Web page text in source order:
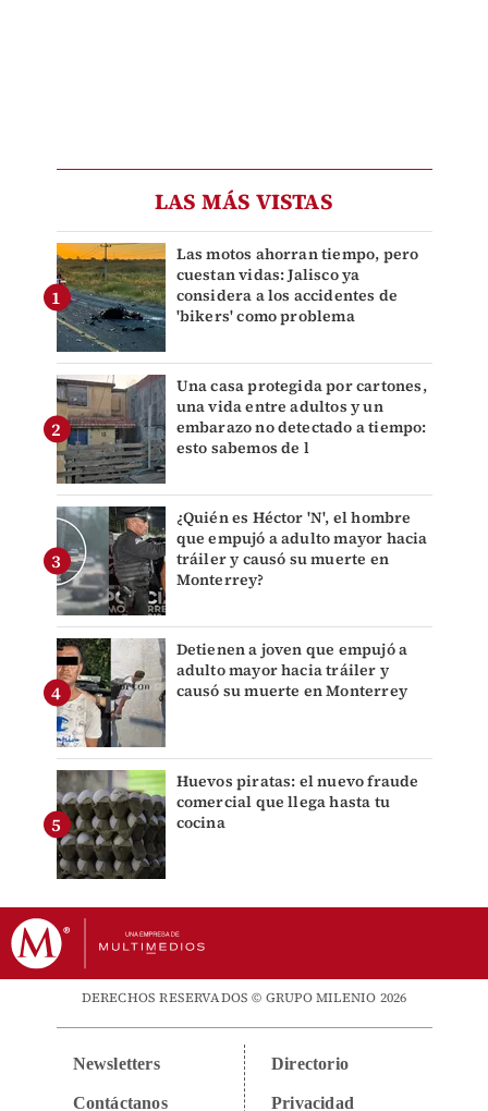
LAS MÁS VISTAS
Las motos ahorran tiempo, pero
cuestan vidas: Jalisco ya
considera a los accidentes de
'bikers' como problema
Una casa protegida por cartones,
una vida entre adultos y un
embarazo no detectado a tiempo:
esto sabemos de l
¿Quién es Héctor 'N', el hombre
que empujó a adulto mayor hacia
tráiler y causó su muerte en
Monterrey?
Detienen a joven que empujó a
adulto mayor hacia tráiler y
causó su muerte en Monterrey
Huevos piratas: el nuevo fraude
comercial que llega hasta tu
cocina
DERECHOS RESERVADOS © GRUPO MILENIO 2026
Newsletters
Contáctanos
Directorio
Privacidad